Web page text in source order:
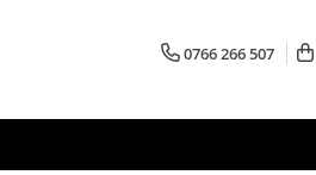
0766 266 507